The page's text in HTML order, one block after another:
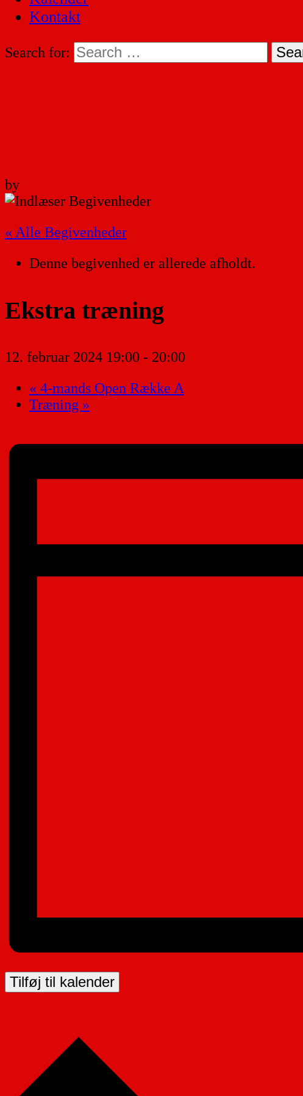
Kontakt
Search for:
by
« Alle Begivenheder
Denne begivenhed er allerede afholdt.
Ekstra træning
12. februar 2024 19:00 - 20:00
« 4-mands Open Række A
Træning »
Tilføj til kalender